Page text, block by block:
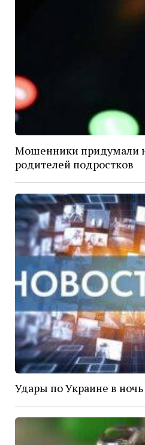
Мошенники придумали
родителей подростков
Удары по Украине в ночь